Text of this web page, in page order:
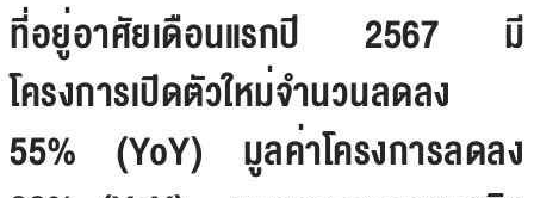
ที่อยู่อาศัยเดือนแรกปี 2567 มี
โครงการเปิดตัวใหม่จำนวนลดลง
55% (YoY) มูลค่าโครงการลดลง